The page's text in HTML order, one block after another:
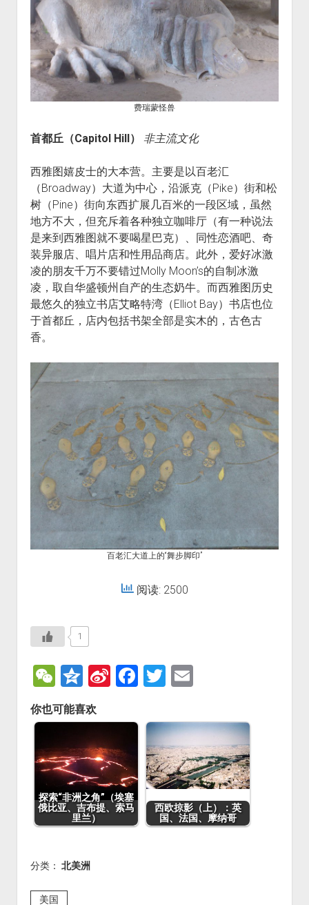
费瑞蒙怪兽
首都丘（Capitol Hill） 非主流文化
西雅图嬉皮士的大本营。主要是以百老汇
（Broadway）大道为中心，沿派克（Pike）街和松
树（Pine）街向东西扩展几百米的一段区域，虽然
地方不大，但充斥着各种独立咖啡厅（有一种说法
是来到西雅图就不要喝星巴克）、同性恋酒吧、奇
装异服店、唱片店和性用品商店。此外，爱好冰激
凌的朋友千万不要错过Molly Moon’s的自制冰激
凌，取自华盛顿州自产的生态奶牛。而西雅图历史
最悠久的独立书店艾略特湾（Elliot Bay）书店也位
于首都丘，店内包括书架全部是实木的，古色古
香。
百老汇大道上的“舞步脚印”
阅读: 2500
1
W
e
C
h
at
Q
z
o
n
e
Si
a
W
ei
b
o
F
c
e
b
o
o
k
T
tt
er
ai
l
你也可能喜欢
探索“非洲之角”（埃塞
俄比亚、吉布提、索马
里兰）
西欧掠影（上）：英
国、法国、摩纳哥
分类： 北美洲
美国